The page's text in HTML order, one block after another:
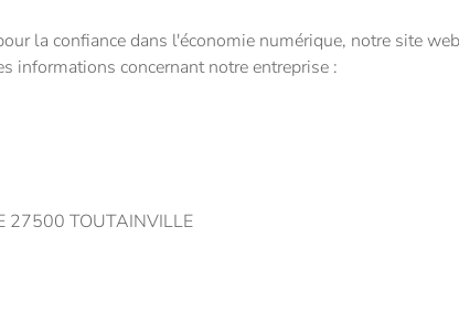
la confiance dans l'économie numérique, notre site
concernant notre entreprise :
27500 TOUTAINVILLE